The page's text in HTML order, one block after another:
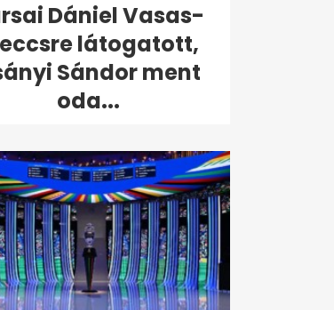
Dániel Vasas-
látogatott,
Sándor ment
oda...